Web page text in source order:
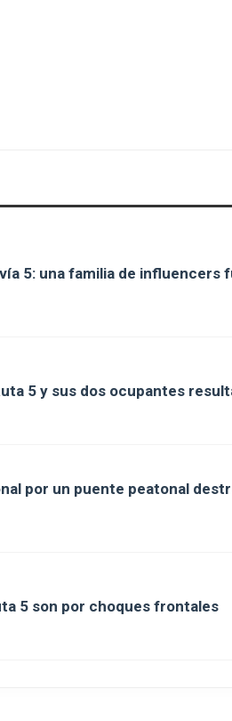
5: una familia de influencers
5 y sus dos ocupantes
por un puente peatonal
5 son por choques frontales